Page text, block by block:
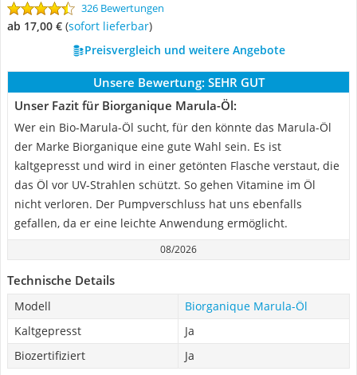
326 Bewertungen
ab 17,00 € ( Sofort lieferbar)
Preisvergleich und weitere Angebote
Unsere Bewertung: SEHR GUT
Unser Fazit für Biorganique Marula-Öl:
Wer ein Bio-Marula-Öl sucht, für den könnte das Marula-Öl
der Marke Biorganique eine gute Wahl sein. Es ist
kaltgepresst und wird in einer getönten Flasche verstaut, die
das Öl vor UV-Strahlen schützt. So gehen Vitamine im Öl
nicht verloren. Der Pumpverschluss hat uns ebenfalls
gefallen, da er eine leichte Anwendung ermöglicht.
08/2026
Technische Details
Modell
Biorganique Marula-Öl
Kaltgepresst
Ja
Biozertifiziert
Ja